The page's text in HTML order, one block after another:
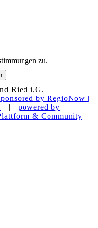
zu.
Ried i.G. |
by RegioNow |
| powered by
& Community